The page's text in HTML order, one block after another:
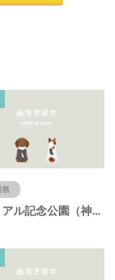
県
ニエ・アル記念公園（神奈川県藤沢市）